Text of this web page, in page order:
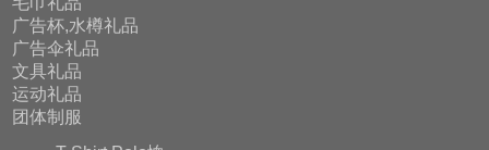
广告杯,水樽礼品
广告伞礼品
文具礼品
运动礼品
团体制服